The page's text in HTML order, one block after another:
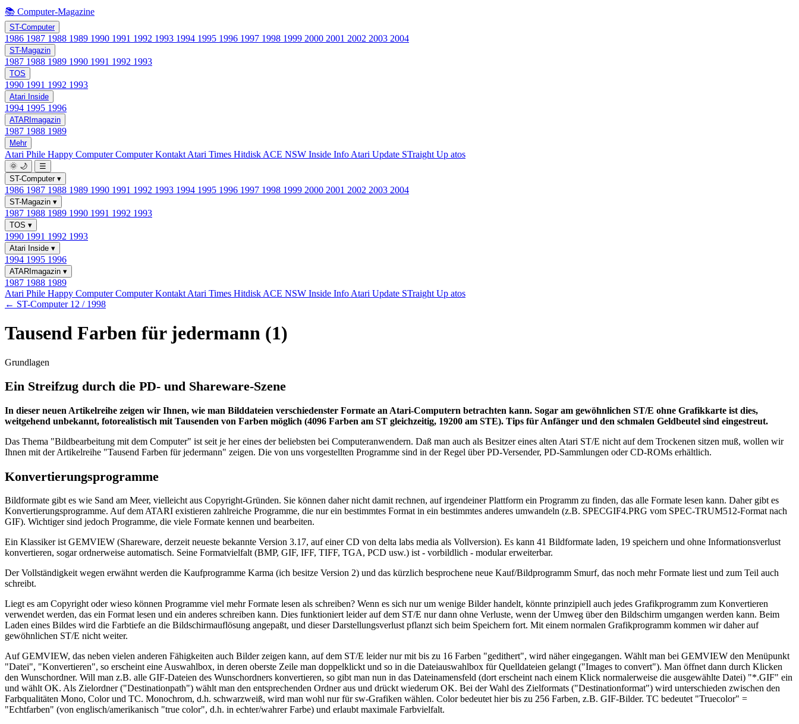
📚 Computer-Magazine
ST-Computer
1986 1987 1988 1989 1990 1991 1992 1993 1994 1995 1996 1997 1998 1999 2000 2001 2002 2003 2004
ST-Magazin
1987 1988 1989 1990 1991 1992 1993
TOS
1990 1991 1992 1993
Atari Inside
1994 1995 1996
ATARImagazin
1987 1988 1989
Mehr
Atari Phile Happy ComputerComputer Kontakt Atari Times Hitdisk ACE NSW Inside Info Atari Update STraight Up atos
🌞 🌙
☰
ST-Computer ▾
1986 1987 1988 1989 1990 1991 1992 1993 1994 1995 1996 1997 1998 1999 2000 2001 2002 2003 2004
ST-Magazin ▾
1987 1988 1989 1990 1991 1992 1993
TOS ▾
1990 1991 1992 1993
Atari Inside ▾
1994 1995 1996
ATARImagazin ▾
1987 1988 1989
Atari Phile Happy ComputerComputer Kontakt Atari Times Hitdisk ACE NSW Inside Info Atari Update STraight Up atos
← ST-Computer 12 / 1998
Tausend Farben für jedermann (1)
Grundlagen
Ein Streifzug durch die PD- und Shareware-Szene
In dieser neuen Artikelreihe zeigen wir Ihnen, wie man Bilddateien verschiedenster Formate an Atari-Computern betrachten kann. Sogar am gewöhnlichen ST/E ohne Grafikkarte ist dies,
weitgehend unbekannt, fotorealistisch mit Tausenden von Farben möglich (4096 Farben am ST gleichzeitig, 19200 am STE). Tips für Anfänger und den schmalen Geldbeutel sind eingestreut.
Das Thema "Bildbearbeitung mit dem Computer" ist seit je her eines der beliebsten bei Computeranwendern. Daß man auch als Besitzer eines alten Atari ST/E nicht auf dem Trockenen sitzen muß, wollen wir
Ihnen mit der Artikelreihe "Tausend Farben für jedermann" zeigen. Die von uns vorgestellten Programme sind in der Regel über PD-Versender, PD-Sammlungen oder CD-ROMs erhältlich.
Konvertierungsprogramme
Bildformate gibt es wie Sand am Meer, vielleicht aus Copyright-Gründen. Sie können daher nicht damit rechnen, auf irgendeiner Plattform ein Programm zu finden, das alle Formate lesen kann. Daher gibt es
Konvertierungsprogramme. Auf dem ATARI existieren zahlreiche Programme, die nur ein bestimmtes Format in ein bestimmtes anderes umwandeln (z.B. SPECGIF4.PRG vom SPEC-TRUM512-Format nach
GIF). Wichtiger sind jedoch Programme, die viele Formate kennen und bearbeiten.
Ein Klassiker ist GEMVIEW (Shareware, derzeit neueste bekannte Version 3.17, auf einer CD von delta labs media als Vollversion). Es kann 41 Bildformate laden, 19 speichern und ohne Informationsverlust
konvertieren, sogar ordnerweise automatisch. Seine Formatvielfalt (BMP, GIF, IFF, TIFF, TGA, PCD usw.) ist - vorbildlich - modular erweiterbar.
Der Vollständigkeit wegen erwähnt werden die Kaufprogramme Karma (ich besitze Version 2) und das kürzlich besprochene neue Kauf/Bildprogramm Smurf, das noch mehr Formate liest und zum Teil auch
schreibt.
Liegt es am Copyright oder wieso können Programme viel mehr Formate lesen als schreiben? Wenn es sich nur um wenige Bilder handelt, könnte prinzipiell auch jedes Grafikprogramm zum Konvertieren
verwendet werden, das ein Format lesen und ein anderes schreiben kann. Dies funktioniert leider auf dem ST/E nur dann ohne Verluste, wenn der Umweg über den Bildschirm umgangen werden kann. Beim
Laden eines Bildes wird die Farbtiefe an die Bildschirmauflösung angepaßt, und dieser Darstellungsverlust pflanzt sich beim Speichern fort. Mit einem normalen Grafikprogramm kommen wir daher auf
gewöhnlichen ST/E nicht weiter.
Auf GEMVIEW, das neben vielen anderen Fähigkeiten auch Bilder zeigen kann, auf dem ST/E leider nur mit bis zu 16 Farben "gedithert", wird näher eingegangen. Wählt man bei GEMVIEW den Menüpunkt
"Datei", "Konvertieren", so erscheint eine Auswahlbox, in deren oberste Zeile man doppelklickt und so in die Dateiauswahlbox für Quelldateien gelangt ("Images to convert"). Man öffnet dann durch Klicken
den Wunschordner. Will man z.B. alle GIF-Dateien des Wunschordners konvertieren, so gibt man nun in das Dateinamensfeld (dort erscheint nach einem Klick normalerweise die ausgewählte Datei) "*.GIF" ein
und wählt OK. Als Zielordner ("Destinationpath") wählt man den entsprechenden Ordner aus und drückt wiederum OK. Bei der Wahl des Zielformats ("Destinationformat") wird unterschieden zwischen den
Farbqualitäten Mono, Color und TC. Monochrom, d.h. schwarzweiß, wird man wohl nur für sw-Grafiken wählen. Color bedeutet hier bis zu 256 Farben, z.B. GIF-Bilder. TC bedeutet "Truecolor" =
"Echtfarben" (von englisch/amerikanisch "true color", d.h. in echter/wahrer Farbe) und erlaubt maximale Farbvielfalt.